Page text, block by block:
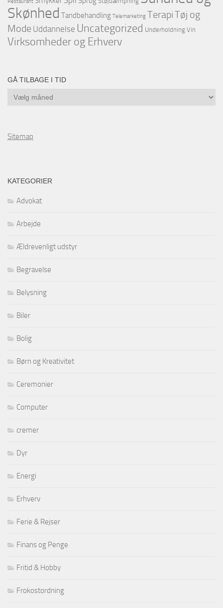
Skønhed Tandbehandling Telemarketing TerapiTøj og
Mode Uddannelse Uncategorized Underholdning Vin
Virksomheder og Erhverv
GÅ TILBAGE I TID
Gå
Sitemap
KATEGORIER
Advokat
Arbejde
Ældrevenligt udstyr
Begravelse
Belysning
Biler
Bolig
Børn og Kreativitet
Ceremonier
Computer
cremer
Dyr
Energi
Erhverv
Ferie & Rejser
Finans og Penge
Fritid & Hobby
Frokostordning